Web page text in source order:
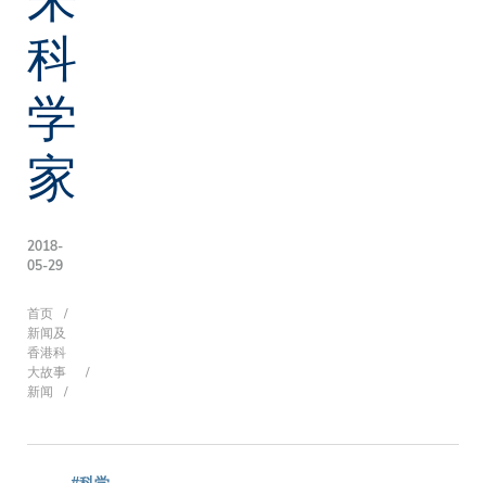
科
学
家
2018-
05-29
面
包
首页
新闻及
香港科
大故事
新闻